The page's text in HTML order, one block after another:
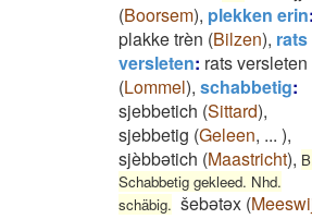
(Boorsem), plekken erin:
plakke trèn (Bilzen), rats
versleten: rats versleten
(Lommel), schabbetig:
sjebbetich (Sittard),
sjebbetig (Geleen, ... ),
sjèbbətich (Maastricht),
Schabbetig gekleed. Nhd.
schäbig. šebətəx (